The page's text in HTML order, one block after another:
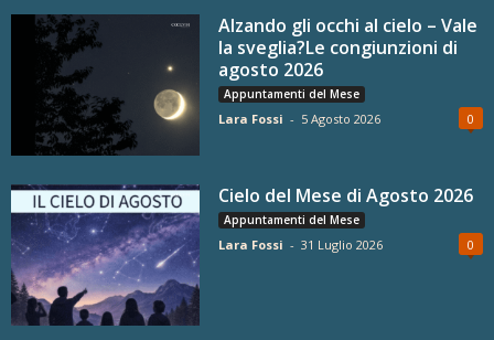
Alzando gli occhi al cielo – Vale
la sveglia?Le congiunzioni di
agosto 2026
Appuntamenti del Mese
Lara Fossi - 5 Agosto 2026 0
Cielo del Mese di Agosto 2026
Appuntamenti del Mese
Lara Fossi - 31 Luglio 2026 0